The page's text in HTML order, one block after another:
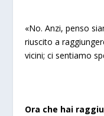
«No. Anzi, penso
riuscito a
vicini; ci sentiamo
Ora che hai